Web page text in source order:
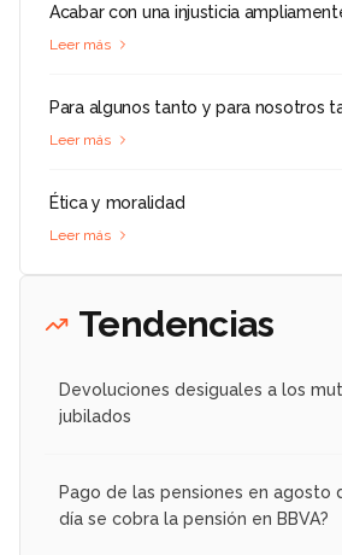
Acabar con una injusticia
Leer más
Para algunos tanto y para nosotros
Leer más
Ética y moralidad
Leer más
Tendencias
Devoluciones desiguales a los
jubilados
Pago de las pensiones en agosto
día se cobra la pensión en BBVA?